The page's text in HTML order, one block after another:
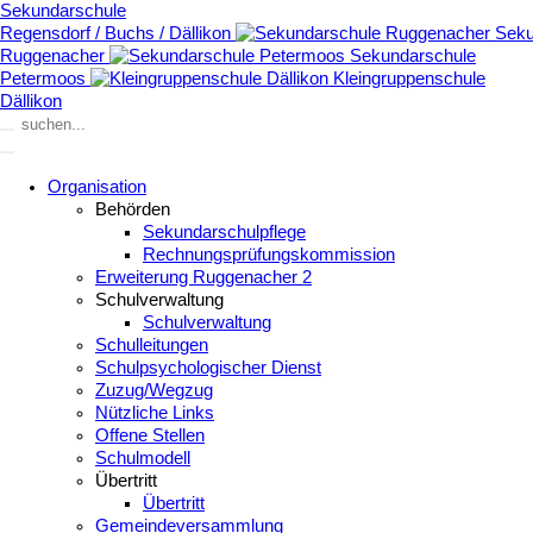
Sekundarschule
Regensdorf / Buchs / Dällikon
Ruggenacher
Sekundarschule
Petermoos
Kleingruppenschule
Dällikon
Organisation
Behörden
Sekundarschulpflege
Rechnungsprüfungskommission
Erweiterung Ruggenacher 2
Schulverwaltung
Schulverwaltung
Schulleitungen
Schulpsychologischer Dienst
Zuzug/Wegzug
Nützliche Links
Offene Stellen
Schulmodell
Übertritt
Übertritt
Gemeindeversammlung